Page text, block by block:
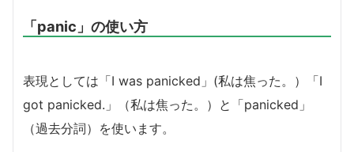
「panic」の使い方
表現としては「I was panicked」(私は焦った。）「I
got panicked.」（私は焦った。）と「panicked」
（過去分詞）を使います。